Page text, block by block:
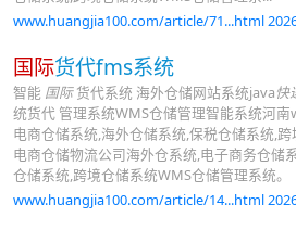
www.huangjia100.com/article/71...html
国际货代fms系统
智能 国际货代系统 海外仓储网站系统java快
统货代 管理系统WMS仓储管理智能系统河
电商仓储系统,海外仓储系统,保税仓储系统,跨
电商仓储物流公司海外仓系统,电子商务仓储
仓储系统,跨境仓储系统WMS仓储管理系统。
www.huangjia100.com/article/14...html